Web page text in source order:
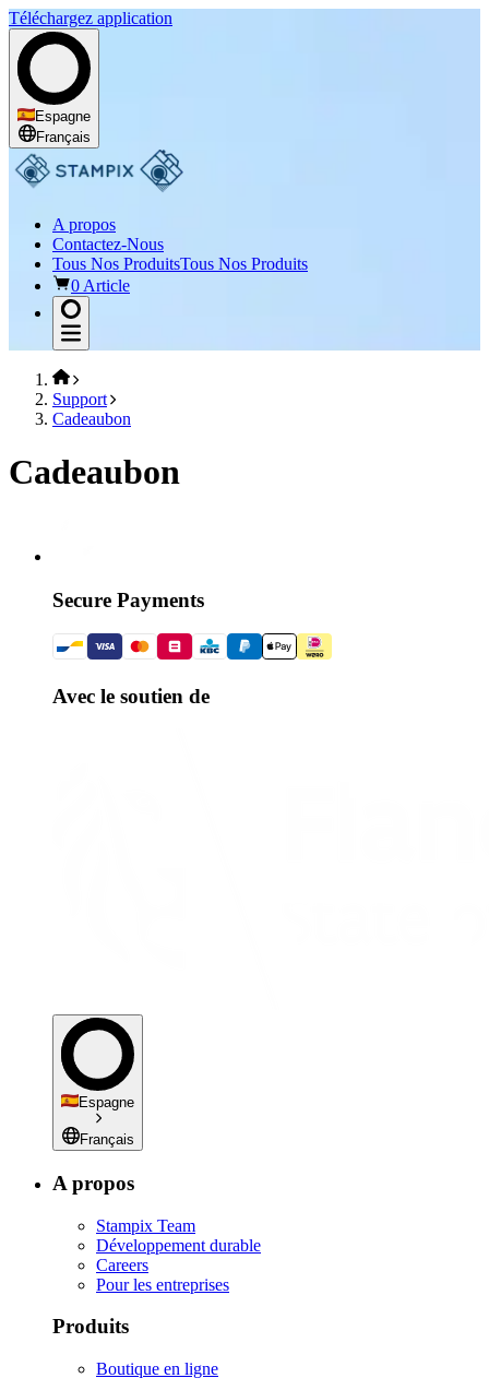
Téléchargez application
Espagne
Français
A propos
Contactez-Nous
Tous Nos ProduitsTous Nos Produits
0 Article
Support
Cadeaubon
Cadeaubon
Secure Payments
Avec le soutien de
Espagne
Français
A propos
Stampix Team
Développement durable
Careers
Pour les entreprises
Produits
Boutique en ligne